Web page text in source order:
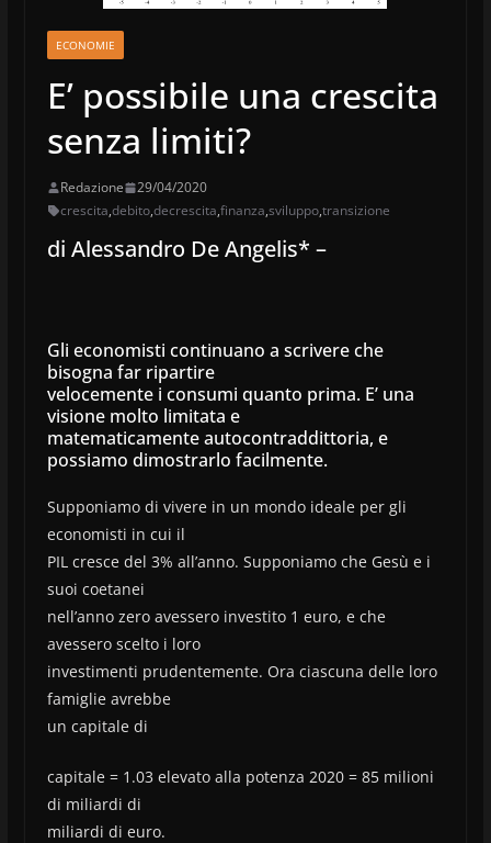
ECONOMIE
E’ possibile una crescita
senza limiti?
Redazione
29/04/2020
crescita,debito,decrescita,finanza,sviluppo,transizione
di Alessandro De Angelis* –
Gli economisti continuano a scrivere che
bisogna far ripartire
velocemente i consumi quanto prima. E’ una
visione molto limitata e
matematicamente autocontraddittoria, e
possiamo dimostrarlo facilmente.
Supponiamo di vivere in un mondo ideale per gli
economisti in cui il
PIL cresce del 3% all’anno. Supponiamo che Gesù e i
suoi coetanei
nell’anno zero avessero investito 1 euro, e che
avessero scelto i loro
investimenti prudentemente. Ora ciascuna delle loro
famiglie avrebbe
un capitale di
capitale = 1.03 elevato alla potenza 2020 = 85 milioni
di miliardi di
miliardi di euro.